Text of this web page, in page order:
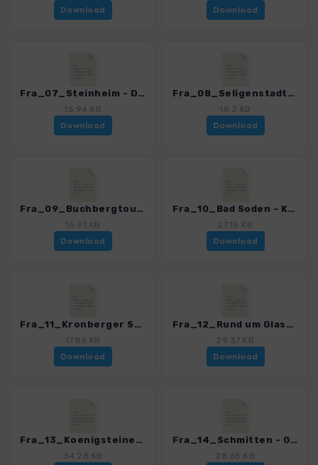
Download
Download
Fra_07_Steinheim - Dietesheimer Steinbrueche_4468_1.gpx
15.94 KB
Download
Fra_08_Seligenstadt_4468_1.gpx
18.2 KB
Download
Fra_09_Buchbergtour_4468_1.gpx
15.91 KB
Download
Fra_10_Bad Soden - Koenigstein_4468_1.gpx
27.15 KB
Download
Fra_11_Kronberger Spaziergang_4468_1.gpx
17.86 KB
Download
Fra_12_Rund um Glashuetten_4468_1.gpx
29.37 KB
Download
Fra_13_Koenigsteiner Taunusberge_4468_1.gpx
34.28 KB
Fra_14_Schmitten - Grosser Feldberg_4468_1.gpx
28.65 KB